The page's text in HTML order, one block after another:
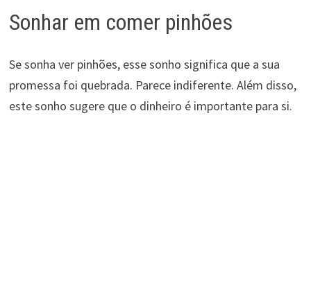
Sonhar em comer pinhões
Se sonha ver pinhões, esse sonho significa que a sua
promessa foi quebrada. Parece indiferente. Além disso,
este sonho sugere que o dinheiro é importante para si.